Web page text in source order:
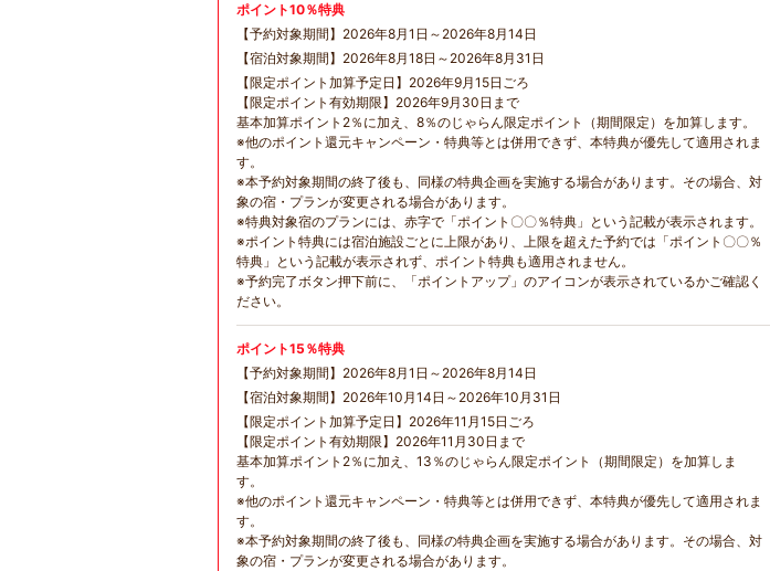
ポイント10％特典
【予約対象期間】2026年8月1日～2026年8月14日
【宿泊対象期間】2026年8月18日～2026年8月31日
【限定ポイント加算予定日】2026年9月15日ごろ
【限定ポイント有効期限】2026年9月30日まで
基本加算ポイント2％に加え、8％のじゃらん限定ポイント（期間限定）を加算します。
※他のポイント還元キャンペーン・特典等とは併用できず、本特典が優先して適用されま
す。
※本予約対象期間の終了後も、同様の特典企画を実施する場合があります。その場合、対
象の宿・プランが変更される場合があります。
※特典対象宿のプランには、赤字で「ポイント〇〇％特典」という記載が表示されます。
※ポイント特典には宿泊施設ごとに上限があり、上限を超えた予約では「ポイント〇〇％
特典」という記載が表示されず、ポイント特典も適用されません。
※予約完了ボタン押下前に、「ポイントアップ」のアイコンが表示されているかご確認く
ださい。
ポイント15％特典
【予約対象期間】2026年8月1日～2026年8月14日
【宿泊対象期間】2026年10月14日～2026年10月31日
【限定ポイント加算予定日】2026年11月15日ごろ
【限定ポイント有効期限】2026年11月30日まで
基本加算ポイント2％に加え、13％のじゃらん限定ポイント（期間限定）を加算しま
す。
※他のポイント還元キャンペーン・特典等とは併用できず、本特典が優先して適用されま
す。
※本予約対象期間の終了後も、同様の特典企画を実施する場合があります。その場合、対
象の宿・プランが変更される場合があります。